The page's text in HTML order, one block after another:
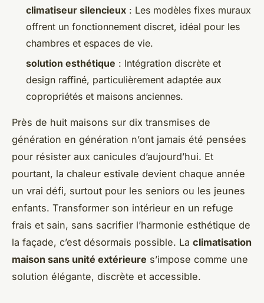
climatiseur silencieux : Les modèles fixes muraux
offrent un fonctionnement discret, idéal pour les
chambres et espaces de vie.
solution esthétique : Intégration discrète et
design raffiné, particulièrement adaptée aux
copropriétés et maisons anciennes.
Près de huit maisons sur dix transmises de
génération en génération n’ont jamais été pensées
pour résister aux canicules d’aujourd’hui. Et
pourtant, la chaleur estivale devient chaque année
un vrai défi, surtout pour les seniors ou les jeunes
enfants. Transformer son intérieur en un refuge
frais et sain, sans sacrifier l’harmonie esthétique de
la façade, c’est désormais possible. La climatisation
maison sans unité extérieure s’impose comme une
solution élégante, discrète et accessible.